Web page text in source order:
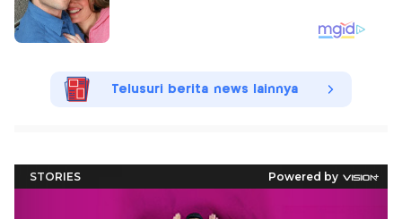
Telusuri berita news lainnya